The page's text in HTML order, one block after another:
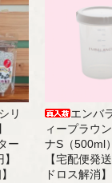
リ
ー
エンバ
ィープラウ
ナS（
【宅配便発
ドロス解消】